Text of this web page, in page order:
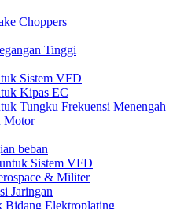
Choppers
Tinggi
Sistem VFD
Kipas EC
Tungku Frekuensi Menengah
Motor
beban
Sistem VFD
& Militer
Jaringan
Bidang Elektroplating